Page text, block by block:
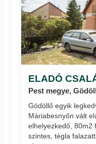
ELADÓ
Pest megye,
Gödöllő egyik
Máriabesnyőn vált
elhelyezkedő, 80m2
szintes, tégla